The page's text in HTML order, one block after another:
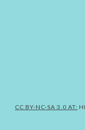
CC BY-NC-SA 3.0 AT: